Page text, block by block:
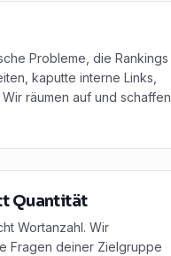
Probleme, die Rankings
kaputte interne Links,
räumen auf und schaffen
Quantität
Wortanzahl. Wir
Fragen deiner Zielgruppe